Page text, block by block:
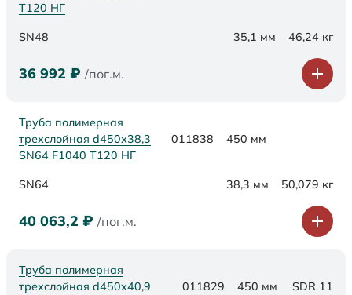
Т120 НГ
SN48 35,1 мм 46,24 кг
36 992 ₽ /пог.м.
Труба полимерная
трехслойная d450х38,3
SN64 F1040 Т120 НГ
011838 450 мм
SN64 38,3 мм 50,079 кг
40 063,2 ₽ /пог.м.
Труба полимерная
трехслойная d450x40,9
011829 450 мм SDR 11